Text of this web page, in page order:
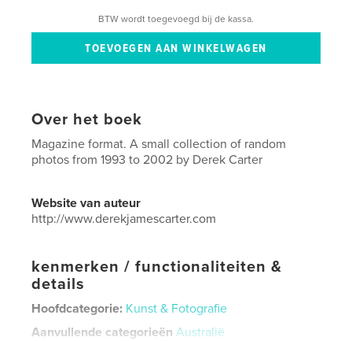
BTW wordt toegevoegd bij de kassa.
Over het boek
Magazine format. A small collection of random
photos from 1993 to 2002 by Derek Carter
Website van auteur
http://www.derekjamescarter.com
kenmerken / functionaliteiten &
details
Hoofdcategorie: Kunst & Fotografie
Aanvullende categorieën Australië